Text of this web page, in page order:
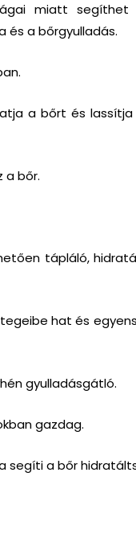
miatt segíthet
és a bőrgyulladás.
a bőrt és lassítja
a bőr.
tápláló,
hat és
gyulladásgátló.
gazdag.
segíti a bőr